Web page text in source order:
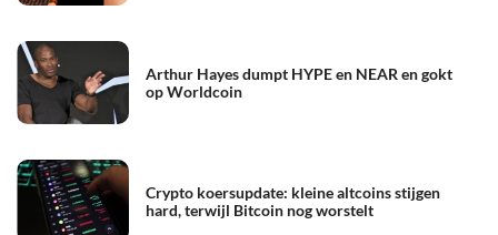
Arthur Hayes dumpt HYPE en NEAR en gokt
op Worldcoin
Crypto koersupdate: kleine altcoins stijgen
hard, terwijl Bitcoin nog worstelt